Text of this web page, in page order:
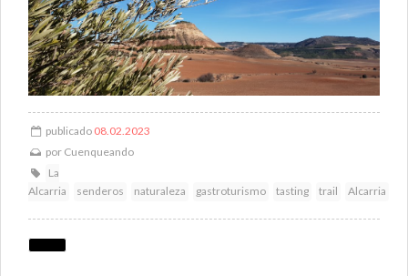
publicado 08.02.2023
por Cuenqueando
La
Alcarria
senderos naturaleza gastroturismo tasting trail Alcarria